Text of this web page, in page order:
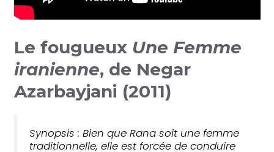
Le fougueux Une Femme
iranienne, de Negar
Azarbayjani (2011)
Synopsis : Bien que Rana soit une femme
traditionnelle, elle est forcée de conduire